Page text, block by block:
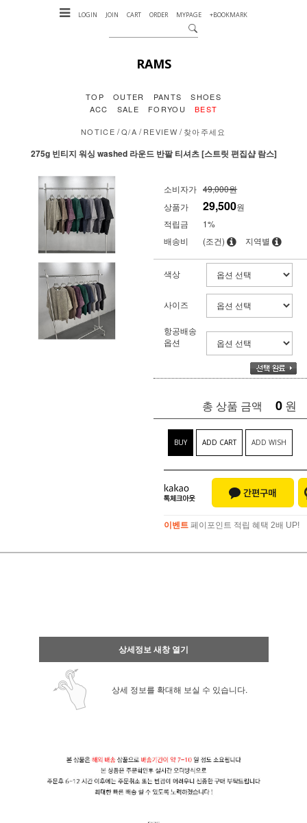
LOGIN JOIN CART ORDER MYPAGE +BOOKMARK
RAMS
TOP OUTER PANTS
SHOES
ACC
SALE FORYOU BEST
NOTICE /Q/A /REVIEW /찾아주세요
275g 빈티지 워싱 washed 라운드 반팔 티셔츠 [스트릿 편집샵 람스]
소비자가 49,000원
상품가
29,500원
적립금
1%
배송비
(조건) 지역별
색상
사이즈
항공배송
옵션
총 상품 금액 0 원
BUY ADD CART ADD WISH
이벤트 페이포인트 적립 혜택 2배 UP!
상세정보 새창 열기
상세 정보를 확대해 보실 수 있습니다.